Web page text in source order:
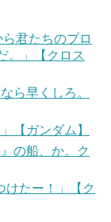
君たちのプロ
。」【クロス
ら早くしろ。
【ガンダム】
の船、か。ク
けたー！」【ク